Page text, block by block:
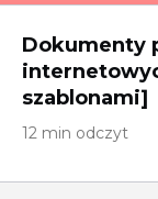
Dokumenty
szablonami]
12 min odczyt